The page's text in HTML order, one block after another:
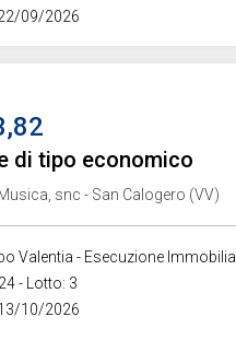
09/2026
di tipo economico
snc - San Calogero (VV)
Valentia - Esecuzione
- Lotto: 3
10/2026